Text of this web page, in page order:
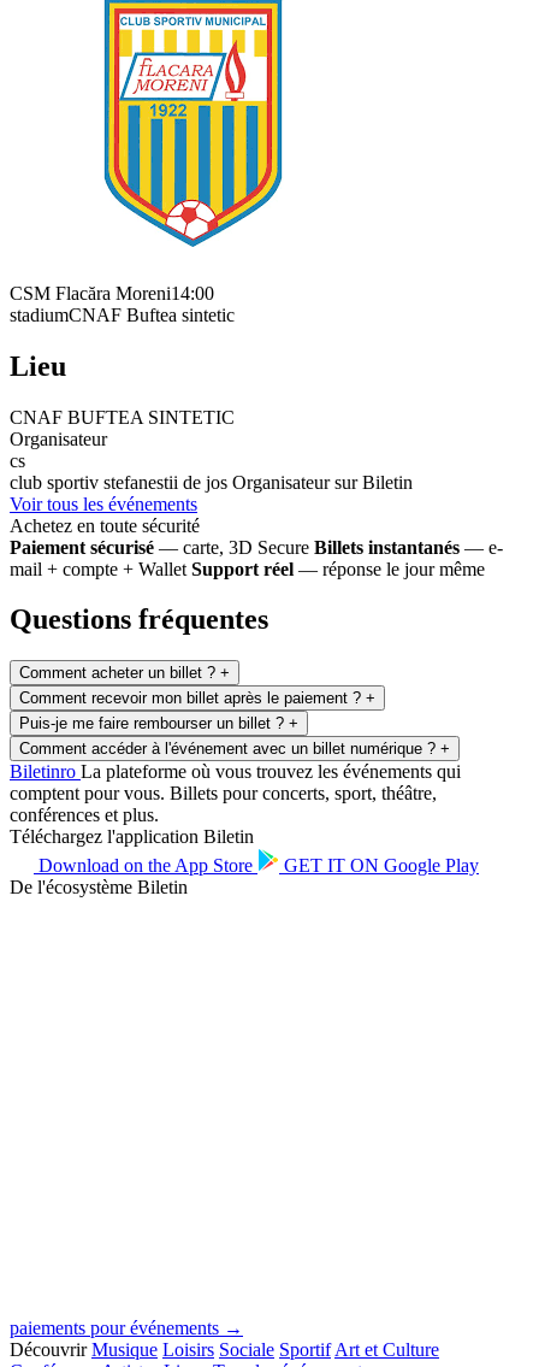
CSM Flacăra Moreni14:00
stadiumCNAF Buftea sintetic
Lieu
CNAF BUFTEA SINTETIC
Organisateur
cs
club sportiv stefanestii de jos Organisateur sur Biletin
Voir tous les événements
Achetez en toute sécurité
Paiement sécurisé — carte, 3D Secure Billets instantanés — e-
mail + compte + Wallet Support réel — réponse le jour même
Questions fréquentes
Comment acheter un billet ? +
Comment recevoir mon billet après le paiement ? +
Puis-je me faire rembourser un billet ? +
Comment accéder à l'événement avec un billet numérique ? +
Biletinro La plateforme où vous trouvez les événements qui
comptent pour vous. Billets pour concerts, sport, théâtre,
conférences et plus.
Téléchargez l'application Biletin
Download on the App Store GET IT ON Google Play
De l'écosystème Biletin
paiements pour événements →
Découvrir Musique Loisirs Sociale Sportif Art et Culture